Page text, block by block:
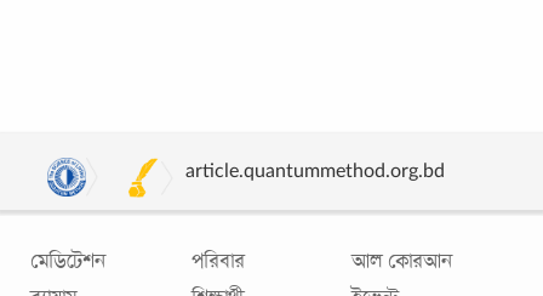
article.quantummethod.org.bd
মেডিটেশন
পরিবার
আল কোরআন